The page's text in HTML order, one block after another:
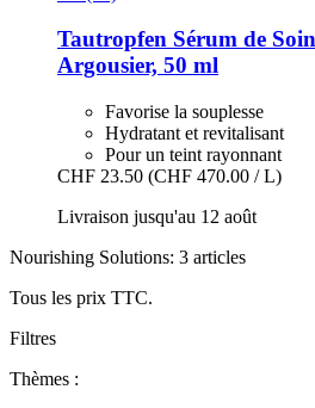
Tautropfen Sérum de
Argousier, 50 ml
Favorise la souplesse
Hydratant et revitalisant
Pour un teint rayonnant
CHF 23.50 (CHF 470.00 / L)
Livraison jusqu'au 12 août
Nourishing Solutions: 3 articles
Tous les prix TTC.
Filtres
Thèmes :